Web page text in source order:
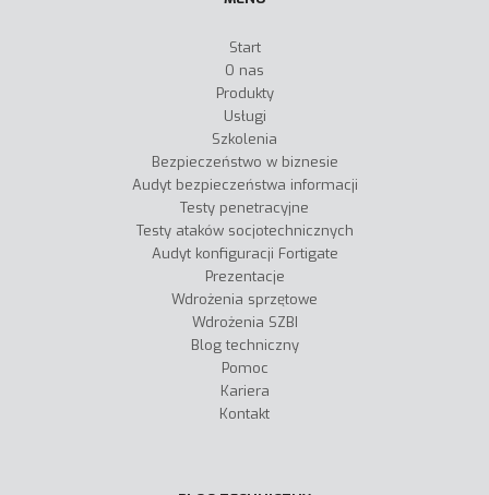
Start
O nas
Produkty
Usługi
Szkolenia
Bezpieczeństwo w biznesie
Audyt bezpieczeństwa informacji
Testy penetracyjne
Testy ataków socjotechnicznych
Audyt konfiguracji Fortigate
Prezentacje
Wdrożenia sprzętowe
Wdrożenia SZBI
Blog techniczny
Pomoc
Kariera
Kontakt